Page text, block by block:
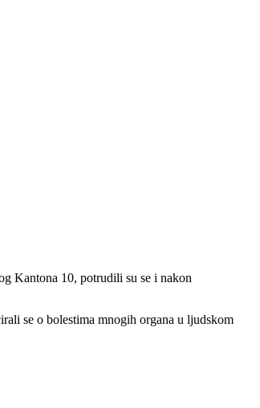
Kantona 10, potrudili su se i nakon
se o bolestima mnogih organa u ljudskom